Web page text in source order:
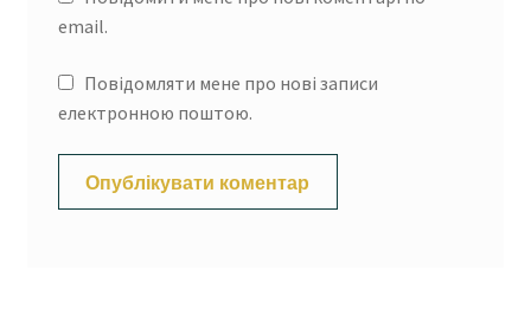
email.
Повідомляти мене про нові записи
електронною поштою.